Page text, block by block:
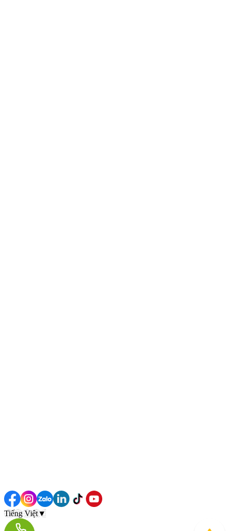
Tiếng Việt▼